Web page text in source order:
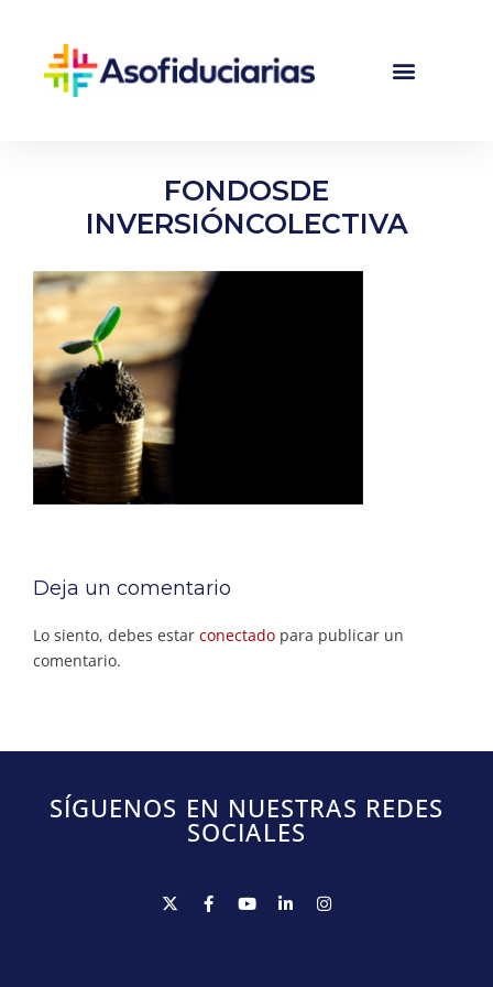
FONDOSDE
INVERSIÓNCOLECTIVA
Deja un comentario
Lo siento, debes estar conectado para publicar un
comentario.
SÍGUENOS EN NUESTRAS REDES
SOCIALES